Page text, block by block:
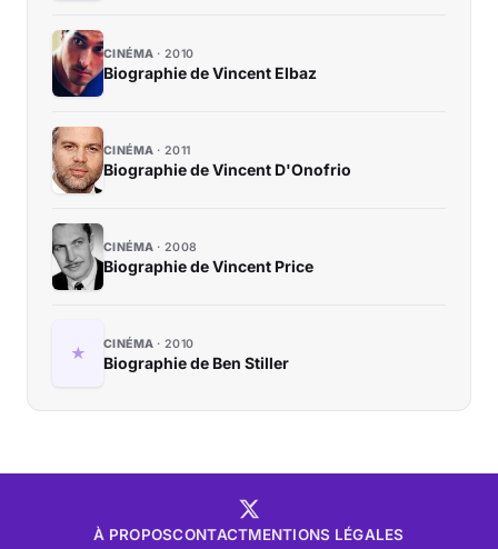
CINÉMA 2010
Biographie de Vincent Elbaz
CINÉMA 2011
Biographie de Vincent D'Onofrio
CINÉMA 2008
Biographie de Vincent Price
CINÉMA 2010
Biographie de Ben Stiller
À PROPOSCONTACTMENTIONS LÉGALES